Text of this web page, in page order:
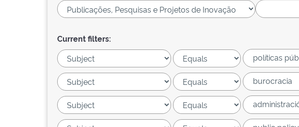
Current filters: